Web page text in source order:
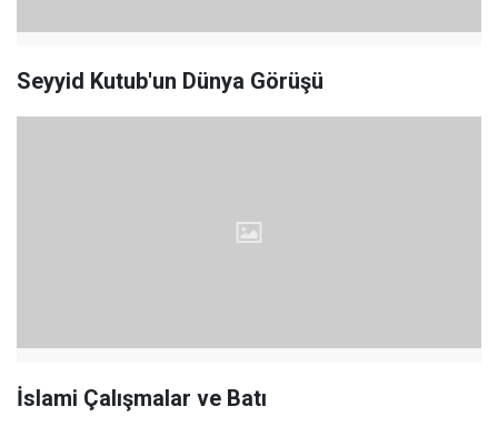
Seyyid Kutub'un Dünya Görüşü
İslami Çalışmalar ve Batı